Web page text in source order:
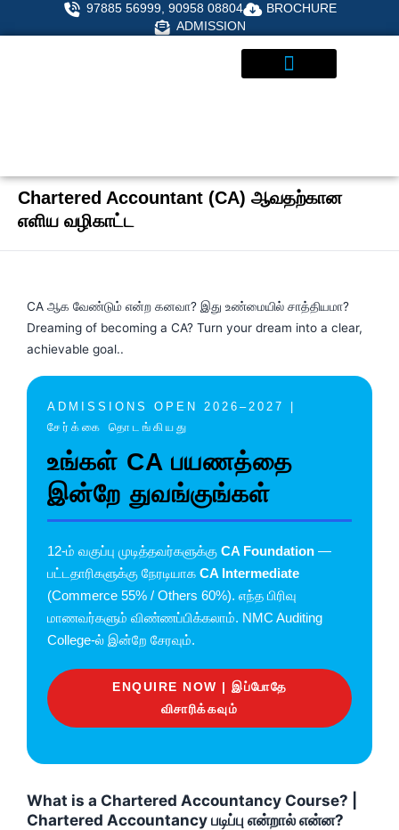
97885 56999, 90958 08804
BROCHURE
ADMISSION
Chartered Accountant (CA) ஆவதற்கான
எளிய வழிகாட்ட
CA ஆக வேண்டும் என்ற கனவா? இது உண்மையில் சாத்தியமா?
Dreaming of becoming a CA? Turn your dream into a clear,
achievable goal..
ADMISSIONS OPEN 2026–2027 |
சேர்க்கை தொடங்கியது
உங்கள் CA பயணத்தை
இன்றே துவங்குங்கள்
12-ம் வகுப்பு முடித்தவர்களுக்கு CA Foundation —
பட்டதாரிகளுக்கு நேரடியாக CA Intermediate
(Commerce 55% / Others 60%). எந்த பிரிவு
மாணவர்களும் விண்ணப்பிக்கலாம். NMC Auditing
College-ல் இன்றே சேரவும்.
ENQUIRE NOW | இப்போதே
விசாரிக்கவும்
What is a Chartered Accountancy Course? |
Chartered Accountancy படிப்பு என்றால் என்ன?